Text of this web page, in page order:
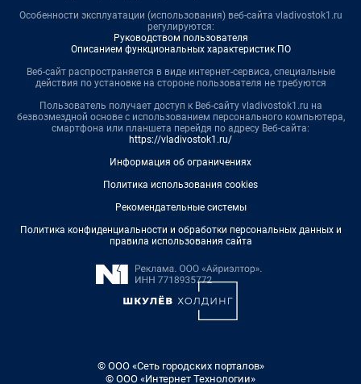
Особенности эксплуатации (использования) веб-сайта vladivostok1.ru
регулируются:
Руководством пользователя
Описанием функциональных характеристик ПО
Веб-сайт распространяется в виде интернет-сервиса, специальные
действия по установке на стороне пользователя не требуются
Пользователь получает доступ к Веб-сайту vladivostok1.ru на
безвозмездной основе с использованием персонального компьютера,
смартфона или планшета перейдя по адресу Веб-сайта:
https://vladivostok1.ru/
Информация об ограничениях
Политика использования cookies
Рекомендательные системы
Политика конфиденциальности и обработки персональных данных и
правила использования сайта
© ООО «Сеть городских порталов»
© ООО «Интернет Технологии»